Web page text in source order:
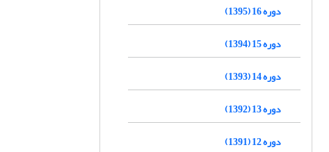
دوره 16 (1395)
دوره 15 (1394)
دوره 14 (1393)
دوره 13 (1392)
دوره 12 (1391)